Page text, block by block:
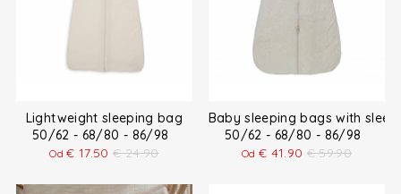
Lightweight sleeping bag
50/62 - 68/80 - 86/98
Od€ 17.50 € 24.90
Baby sleeping bags with
50/62 - 68/80 - 86/98
Od € 41.90 € 59.90